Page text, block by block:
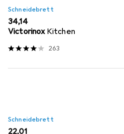
Schneidebrett
EUR
34,14
Victorinox Kitchen
263
Schneidebrett
EUR
22,01